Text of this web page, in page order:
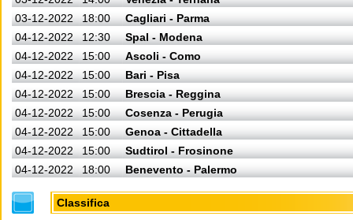
03-12-2022
18:00
Cagliari - Parma
04-12-2022
12:30
Spal - Modena
04-12-2022
15:00
Ascoli - Como
04-12-2022
15:00
Bari - Pisa
04-12-2022
15:00
Brescia - Reggina
04-12-2022
15:00
Cosenza - Perugia
04-12-2022
15:00
Genoa - Cittadella
04-12-2022
15:00
Sudtirol - Frosinone
04-12-2022
18:00 Benevento - Palermo
Classifica